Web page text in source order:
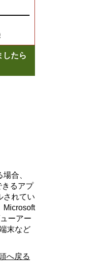
したら
合、
きるアプ
されてい
Microsoft
ーアー
末など
へ戻る